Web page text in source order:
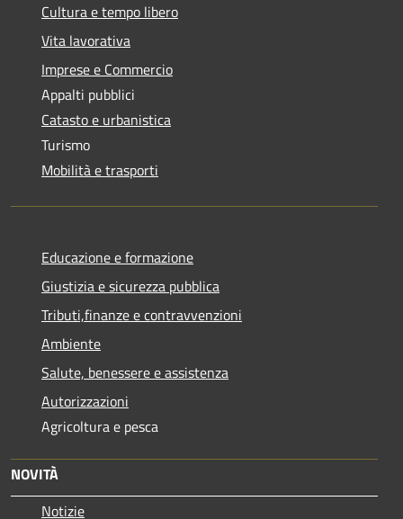
Cultura e tempo libero
Vita lavorativa
Imprese e Commercio
Appalti pubblici
Catasto e urbanistica
Turismo
Mobilità e trasporti
Educazione e formazione
Giustizia e sicurezza pubblica
Tributi,finanze e contravvenzioni
Ambiente
Salute, benessere e assistenza
Autorizzazioni
Agricoltura e pesca
NOVITÀ
Notizie